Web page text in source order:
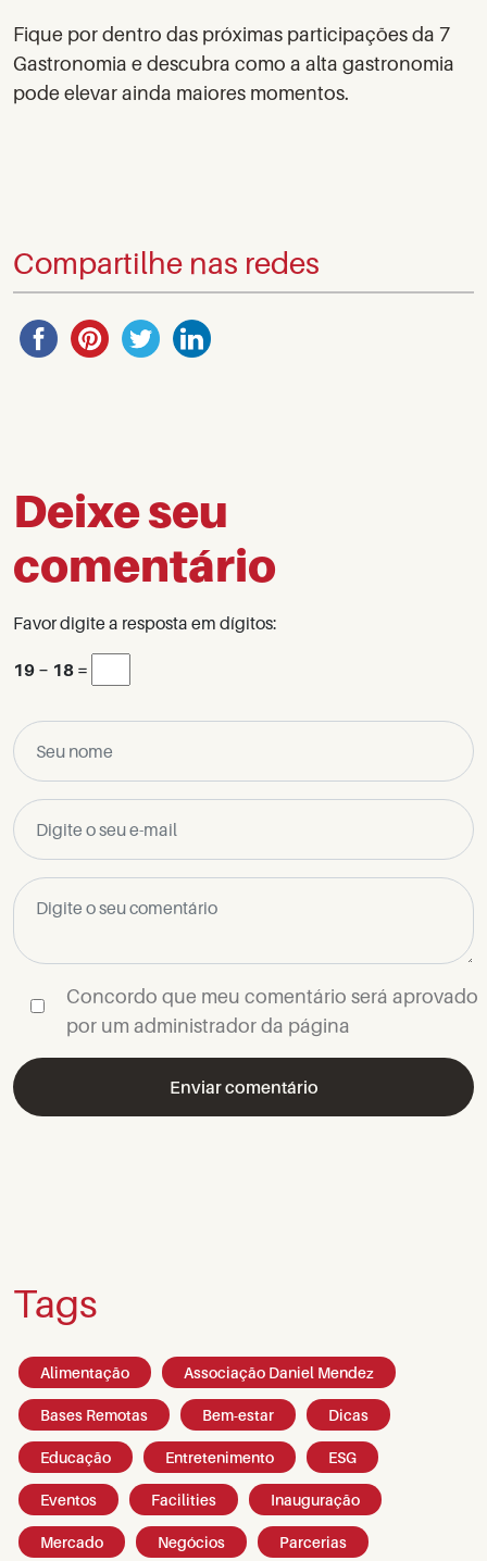
Fique por dentro das próximas participações da 7
Gastronomia e descubra como a alta gastronomia
pode elevar ainda maiores momentos.
Compartilhe nas redes
Deixe seu
comentário
Concordo que meu comentário será aprovado
por um administrador da página
Favor digite a resposta em dígitos:
19 − 18 =
Tags
Alimentação Associação Daniel Mendez
Bases Remotas Bem-estar Dicas
Educação Entretenimento ESG
Eventos Facilities Inauguração
Mercado Negócios Parcerias